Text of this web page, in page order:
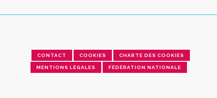
CONTACT COOKIES CHARTE DES COOKIES
MENTIONS LÉGALES FÉDÉRATION NATIONALE